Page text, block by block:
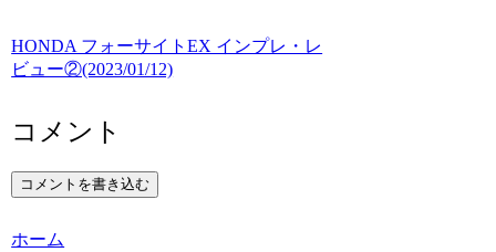
HONDA フォーサイトEX インプレ・レ
ビュー②(2023/01/12)
コメント
コメントを書き込む
ホーム